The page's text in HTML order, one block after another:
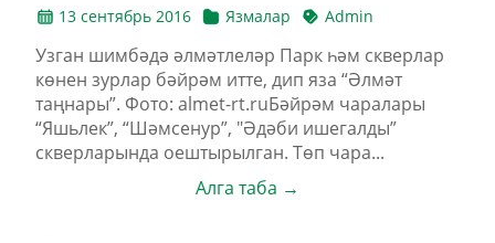
13 сентябрь 2016 Язмалар Admin
Узган шимбәдә әлмәтлеләр Парк һәм скверлар
көнен зурлар бәйрәм итте, дип яза “Әлмәт
таңнары”. Фото: almet-rt.ruБәйрәм чаралары
“Яшьлек”, “Шәмсенур”, "Әдәби ишегалды”
скверларында оештырылган. Төп чара...
Алга таба →